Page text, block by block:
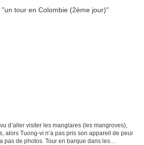
d’aller visiter les manglares (les mangroves),
alors Tuong-vi n’a pas pris son appareil de peur
pas de photos. Tour en barque dans les